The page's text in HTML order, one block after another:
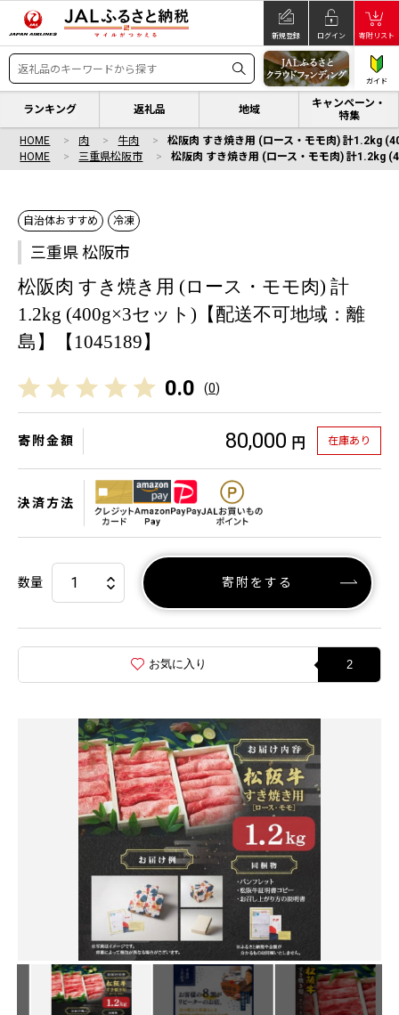
新規登録 ログイン 寄附リスト
ガイド
ランキング 返礼品 地域
キャンペーン・
特集
HOME 肉 牛肉
松阪肉 すき焼き用 (ロース・モモ肉) 計1.2kg
HOME
三重県松阪市 松阪肉 すき焼き用 (ロース・モモ肉) 計1.2kg
自治体おすすめ 冷凍
三重県 松阪市
松阪肉 すき焼き用 (ロース・モモ肉) 計
1.2kg (400g×3セット)【配送不可地域：離
島】【1045189】
0.0 (0)
寄附金額 80,000 円 在庫あり
決済方法
数量 寄附をする
お気に入り 2